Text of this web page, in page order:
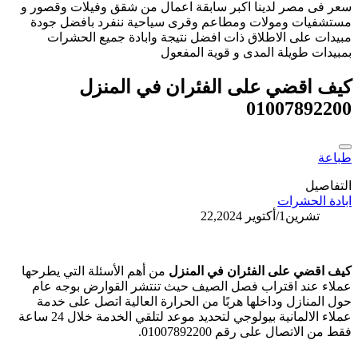
سعر فى مصر لدينا اكبر سابقة اعمال من شقق وفيلات وقصور و
مستشفيات ومولات ومطاعم وقرى سياحية ننفرد بافضل جودة
مبيدات على الاطلاق ذات افضل نتيجة وابادة جميع الحشرات
بمبيدات طويلة المدى و قوية المفعول
كيف اقضي على الفئران في المنزل
01007892200
طباعة
التفاصيل
ابادة الحشرات
تشرين1/أكتوير 22,2024
كيف اقضي على الفئران في المنزل من أهم الأسئلة التي يطرحها
عملاء عند اقتراب فصل الصيف حيث تنتشر القوارض بوجه عام
حول المنازل وداخلها هربًا من الحرارة العالية اتصل على خدمة
عملاء الالمانية بيولوجي لتحديد موعد لتلقي الخدمة خلال 24 ساعة
فقط من الاتصال على رقم 01007892200.